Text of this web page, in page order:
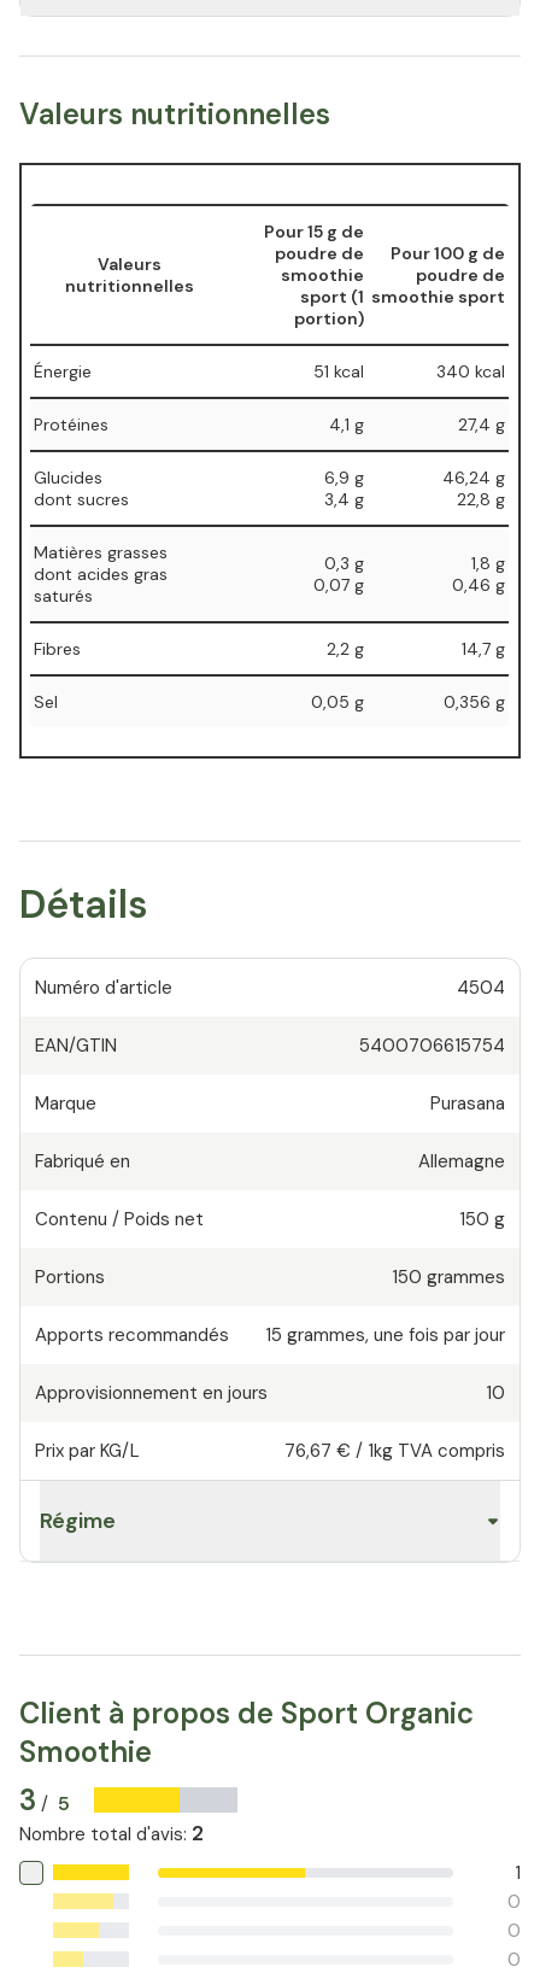
Valeurs nutritionnelles
Valeurs
nutritionnelles
Pour 15 g de
poudre de
smoothie
sport (1
portion)
Pour 100 g de
poudre de
smoothie sport
Énergie 51 kcal 340 kcal
Protéines 4,1 g 27,4 g
Glucides
⁠dont sucres
6,9 g
⁠3,4 g
46,24 g
⁠22,8 g
Matières grasses
⁠dont acides gras
saturés
0,3 g
⁠0,07 g
1,8 g
⁠0,46 g
Fibres 2,2 g 14,7 g
Sel 0,05 g 0,356 g
Détails
Numéro d'article 4504
EAN/GTIN 5400706615754
Marque Purasana
Fabriqué en Allemagne
Contenu / Poids net 150 g
Portions 150 grammes
Apports recommandés 15 grammes, une fois par jour
Approvisionnement en jours 10
Prix par KG/L 76,67 € / 1kg TVA compris
Régime
Client à propos de Sport Organic
Smoothie
3 / 5
Nombre total d'avis: 2
1
0
0
0